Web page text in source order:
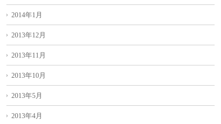
2014年1月
2013年12月
2013年11月
2013年10月
2013年5月
2013年4月